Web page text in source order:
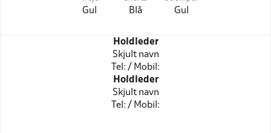
Gul Blå Gul
Holdleder
Skjult navn
Tel: / Mobil:
Holdleder
Skjult navn
Tel: / Mobil: